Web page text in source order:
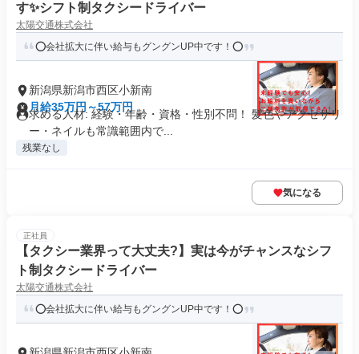
す✨シフト制タクシードライバー
太陽交通株式会社
⭕️会社拡大に伴い給与もグングンUP中です！⭕️
新潟県新潟市西区小新南
月給35万円～57万円
求める人材: 経験・年齢・資格・性別不問！ 髪色やアクセサリ
ー・ネイルも常識範囲内で...
残業なし
気になる
正社員
【タクシー業界って大丈夫?】実は今がチャンスなシフ
ト制タクシードライバー
太陽交通株式会社
⭕️会社拡大に伴い給与もグングンUP中です！⭕️